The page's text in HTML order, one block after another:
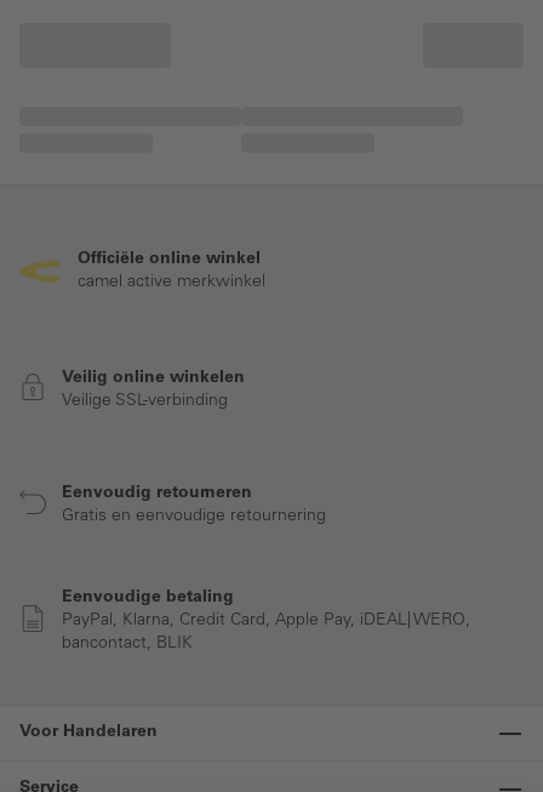
Officiële online winkel
camel active merkwinkel
Veilig online winkelen
Veilige SSL-verbinding
Eenvoudig retourneren
Gratis en eenvoudige retournering
Eenvoudige betaling
PayPal, Klarna, Credit Card, Apple Pay, iDEAL| WERO,
bancontact, BLIK
Voor Handelaren
Service